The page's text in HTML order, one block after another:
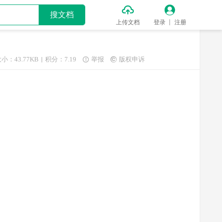
搜文档 
上传文档

登录 注册
小：43.77KB 积分：7.19  举报  版权申诉